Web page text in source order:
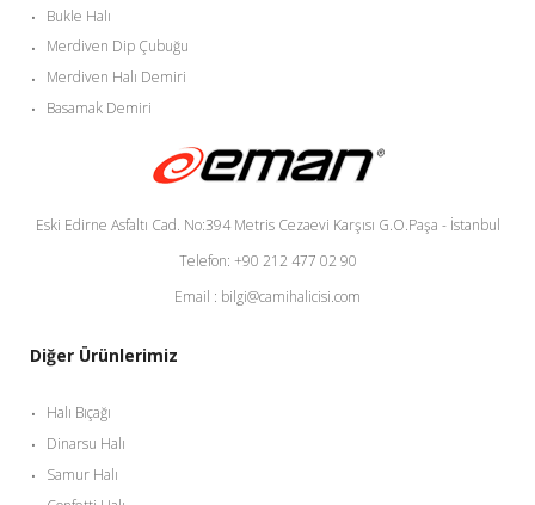
Bukle Halı
Merdiven Dip Çubuğu
Merdiven Halı Demiri
Basamak Demiri
Eski Edirne Asfaltı Cad. No:394 Metris Cezaevi Karşısı G.O.Paşa - İstanbul
Telefon: +90 212 477 02 90
Email : bilgi@camihalicisi.com
Diğer Ürünlerimiz
Halı Bıçağı
Dinarsu Halı
Samur Halı